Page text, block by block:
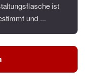
ist
und ...